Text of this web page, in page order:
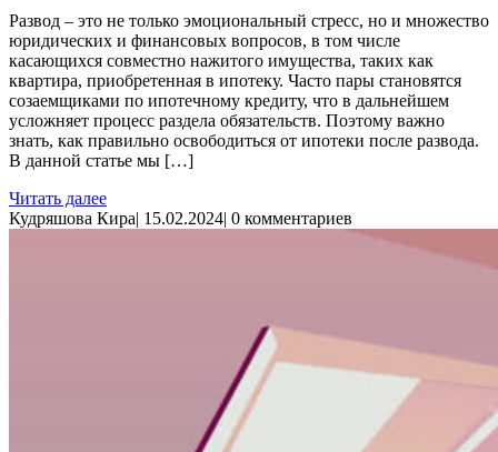
Развод – это не только эмоциональный стресс, но и множество
юридических и финансовых вопросов, в том числе
касающихся совместно нажитого имущества, таких как
квартира, приобретенная в ипотеку. Часто пары становятся
созаемщиками по ипотечному кредиту, что в дальнейшем
усложняет процесс раздела обязательств. Поэтому важно
знать, как правильно освободиться от ипотеки после развода.
В данной статье мы […]
Читать далее
Кудряшова Кира| 15.02.2024| 0 комментариев